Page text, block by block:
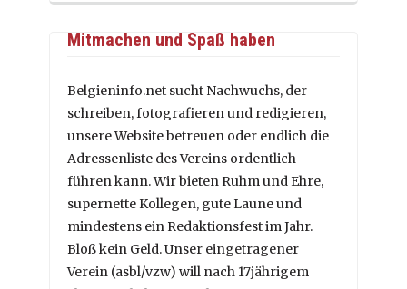
Mitmachen und Spaß haben
Belgieninfo.net sucht Nachwuchs, der
schreiben, fotografieren und redigieren,
unsere Website betreuen oder endlich die
Adressenliste des Vereins ordentlich
führen kann. Wir bieten Ruhm und Ehre,
supernette Kollegen, gute Laune und
mindestens ein Redaktionsfest im Jahr.
Bloß kein Geld. Unser eingetragener
Verein (asbl/vzw) will nach 17jährigem